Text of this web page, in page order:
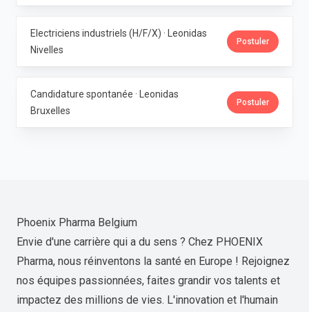
Electriciens industriels (H/F/X) · Leonidas
Nivelles
Postuler
Candidature spontanée · Leonidas
Bruxelles
Postuler
Phoenix Pharma Belgium
Envie d'une carrière qui a du sens ? Chez PHOENIX
Pharma, nous réinventons la santé en Europe ! Rejoignez
nos équipes passionnées, faites grandir vos talents et
impactez des millions de vies. L'innovation et l'humain